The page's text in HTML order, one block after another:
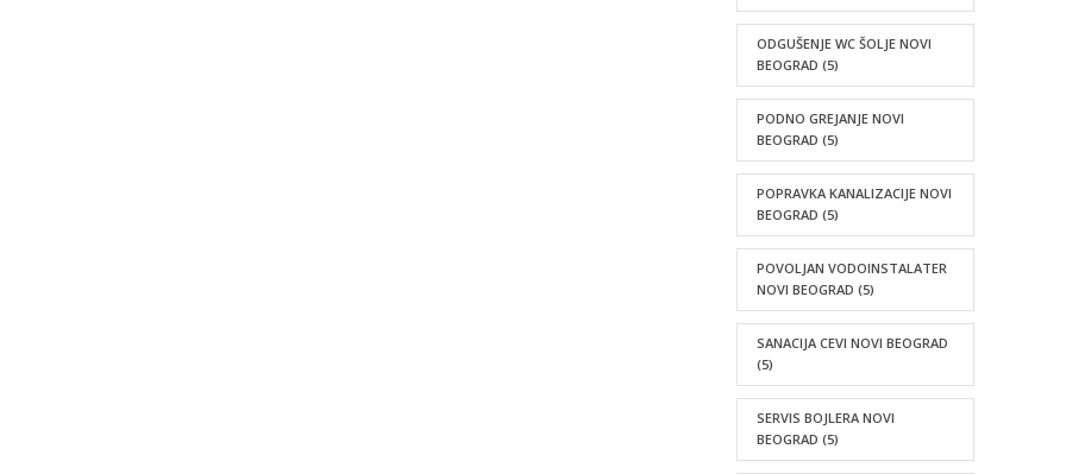
ODGUŠENJE WC ŠOLJE NOVI
BEOGRAD (5)
PODNO GREJANJE NOVI
BEOGRAD (5)
POPRAVKA KANALIZACIJE NOVI
BEOGRAD (5)
POVOLJAN VODOINSTALATER
NOVI BEOGRAD (5)
SANACIJA CEVI NOVI BEOGRAD
(5)
SERVIS BOJLERA NOVI
BEOGRAD (5)